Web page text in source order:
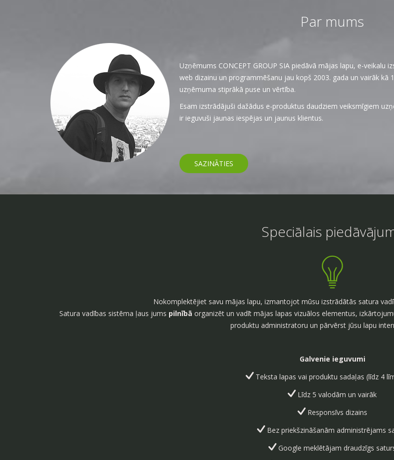
Par mums
Uzņēmums CONCEPT GROUP SIA piedāvā mājas lapu, e-
web dizainu un programmēšanu jau kopš 2003. gada un vairāk kā
uzņēmuma stiprākā puse un vērtība.
Esam izstrādājuši dažādus e-produktus daudziem veiksmīgiem
ir ieguvuši jaunas iespējas un jaunus klientus.
SAZINĀTIES
Speciālais
Nokomplektējiet savu mājas lapu, izmantojot mūsu izstrādātās satura
Satura vadības sistēma ļaus jums pilnībā organizēt un vadīt mājas lapas vizuālos elementus,
produktu administratoru un pārvērst jūsu lapu
Galvenie ieguvumi
Teksta lapas vai produktu sadaļas (līdz 4
Līdz 5 valodām un vairāk
Responsīvs dizains
Bez priekšzināšanām administrējams
Google meklētājam draudzīgs